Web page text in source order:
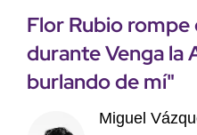
Flor Rubio
durante Venga la
burlando de mí"
Miguel